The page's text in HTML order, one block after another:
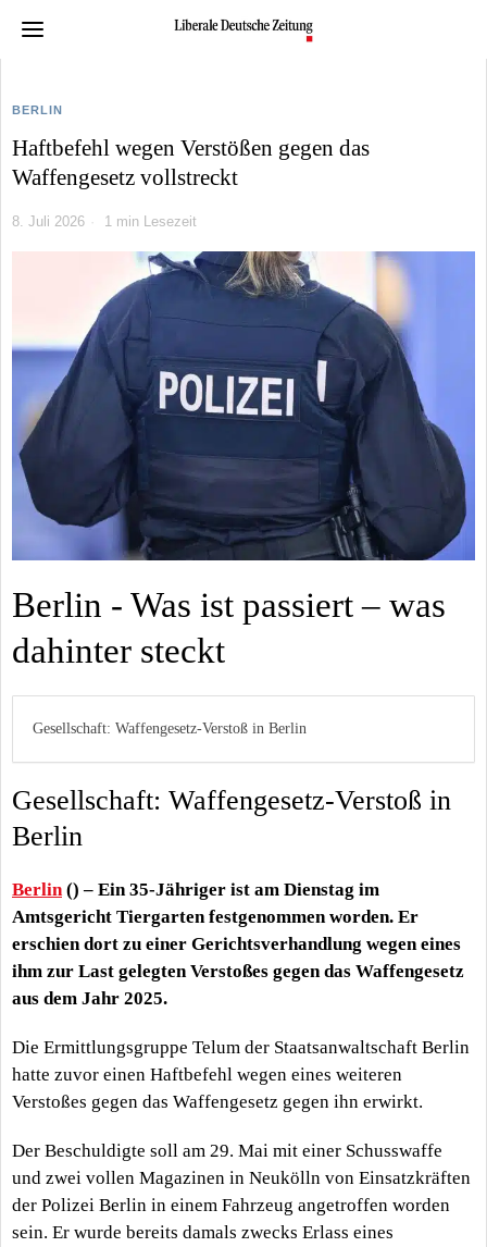
BERLIN
Haftbefehl wegen Verstößen gegen das
Waffengesetz vollstreckt
8. Juli 2026 1 min Lesezeit
Berlin - Was ist passiert – was
dahinter steckt
Gesellschaft: Waffengesetz-Verstoß in Berlin
Gesellschaft: Waffengesetz-Verstoß in
Berlin
Berlin () – Ein 35-Jähriger ist am Dienstag im
Amtsgericht Tiergarten festgenommen worden. Er
erschien dort zu einer Gerichtsverhandlung wegen eines
ihm zur Last gelegten Verstoßes gegen das Waffengesetz
aus dem Jahr 2025.
Die Ermittlungsgruppe Telum der Staatsanwaltschaft Berlin
hatte zuvor einen Haftbefehl wegen eines weiteren
Verstoßes gegen das Waffengesetz gegen ihn erwirkt.
Der Beschuldigte soll am 29. Mai mit einer Schusswaffe
und zwei vollen Magazinen in Neukölln von Einsatzkräften
der Polizei Berlin in einem Fahrzeug angetroffen worden
sein. Er wurde bereits damals zwecks Erlass eines